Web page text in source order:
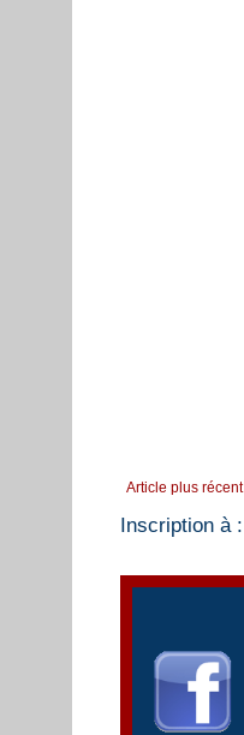
Article plus récent
Inscription à :